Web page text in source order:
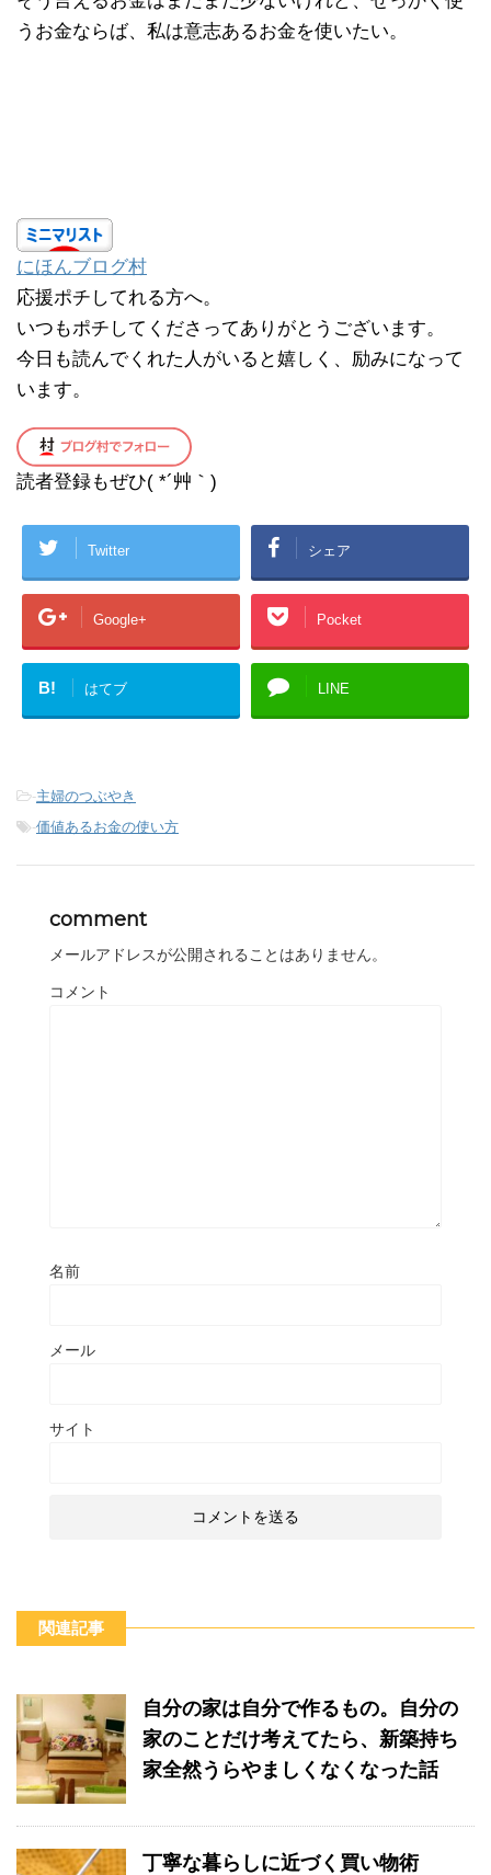
うお金ならば、私は意志あるお金を使いたい。
にほんブログ村
応援ポチしてれる方へ。
いつもポチしてくださってありがとうございます。
今日も読んでくれた人がいると嬉しく、励みになって
います。
読者登録もぜひ( *´艸｀)
Twitter シェア
Google+ Pocket
B! はてブ LINE
-主婦のつぶやき
-価値あるお金の使い方
comment
メールアドレスが公開されることはありません。
コメント
名前
メール
サイト
関連記事
自分の家は自分で作るもの。自分の
家のことだけ考えてたら、新築持ち
家全然うらやましくなくなった話
丁寧な暮らしに近づく買い物術